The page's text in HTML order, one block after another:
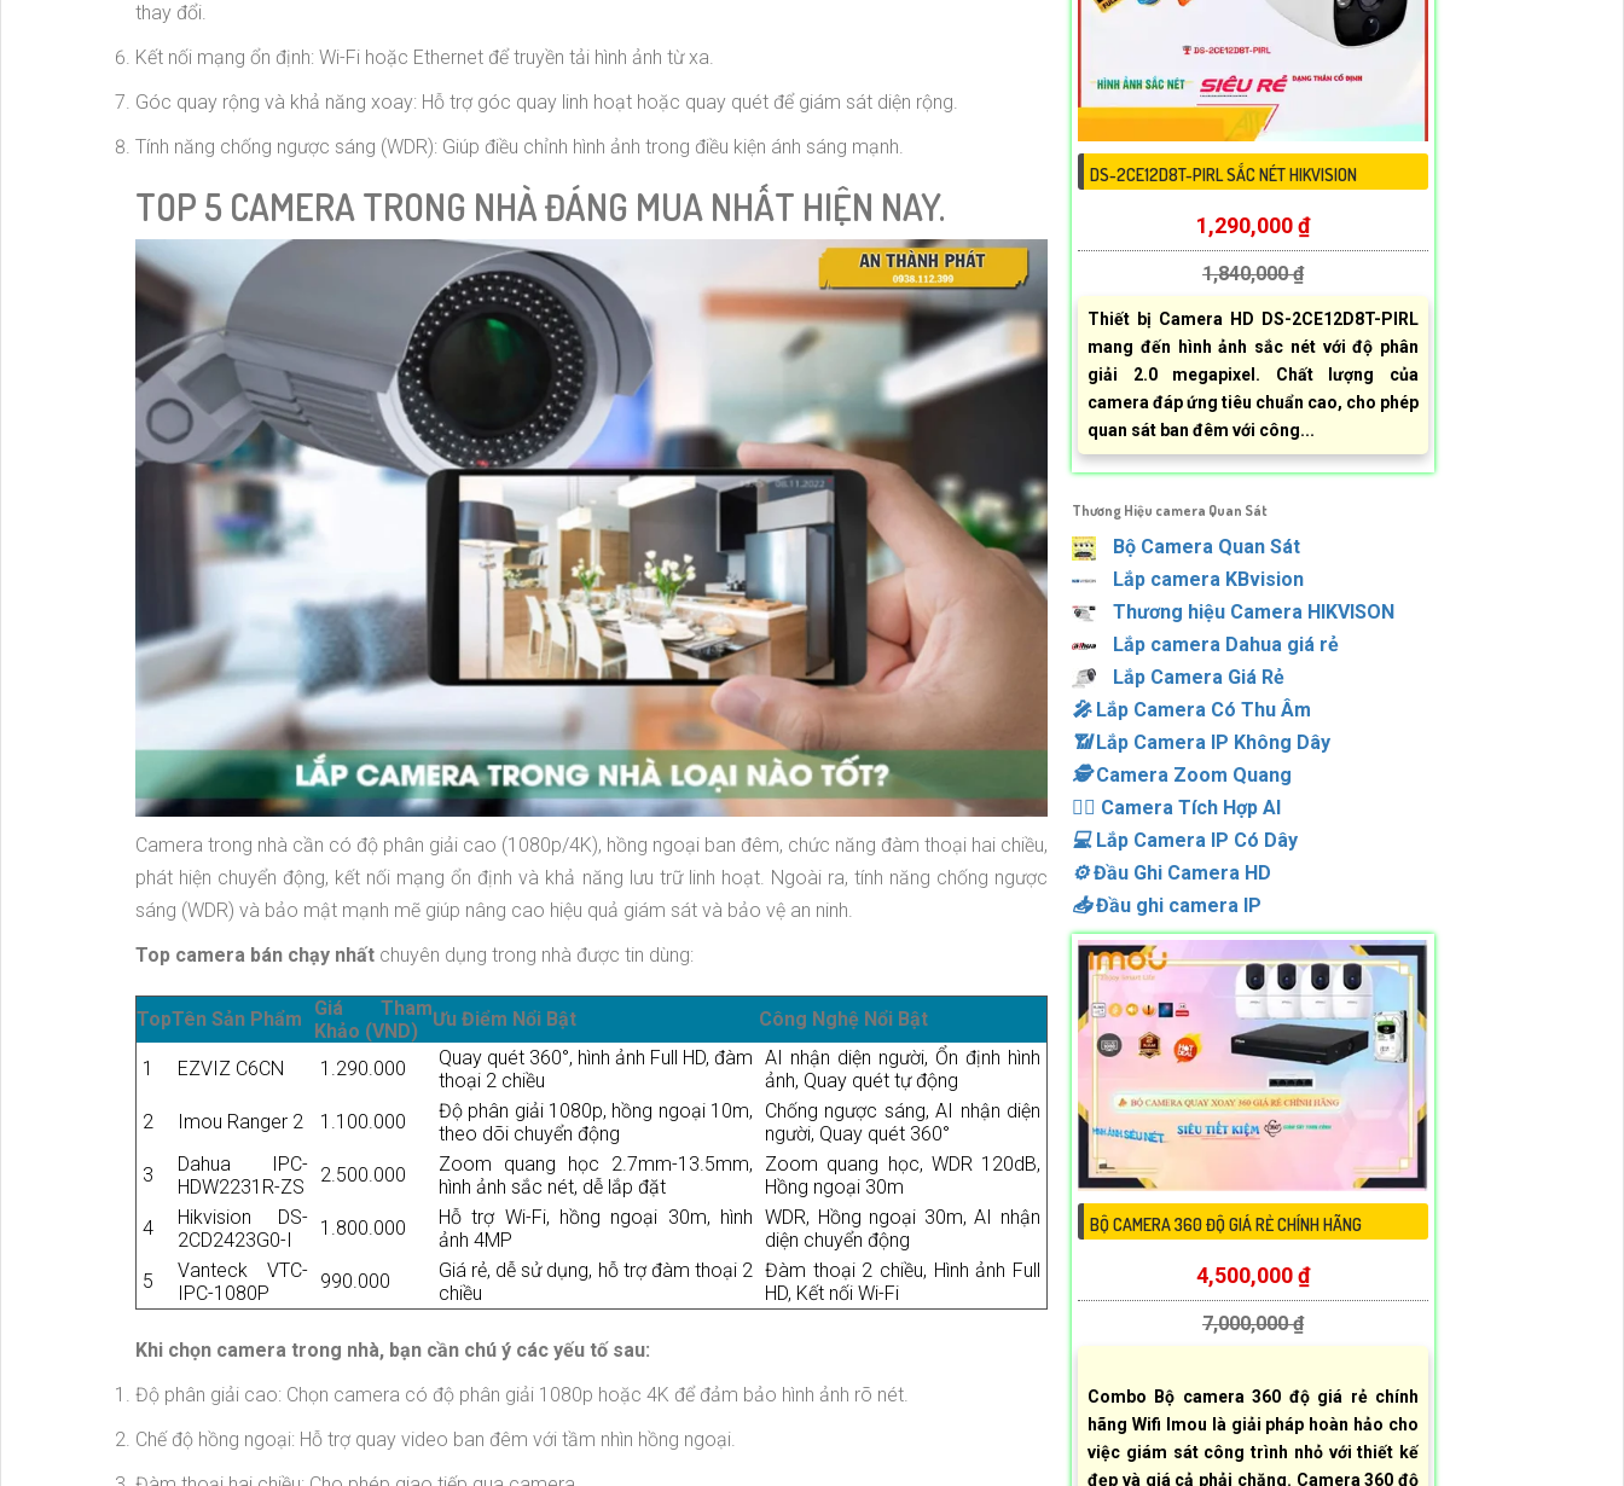
thay đổi.
Kết nối mạng ổn định: Wi-Fi hoặc Ethernet để truyền tải hình ảnh từ xa.
Góc quay rộng và khả năng xoay: Hỗ trợ góc quay linh hoạt hoặc quay quét để giám sát diện rộng.
Tính năng chống ngược sáng (WDR): Giúp điều chỉnh hình ảnh trong điều kiện ánh sáng mạnh.
TOP 5 CAMERA TRONG NHÀ ĐÁNG MUA NHẤT HIỆN NAY.
Camera trong nhà cần có độ phân giải cao (1080p/4K), hồng ngoại ban đêm, chức năng đàm thoại hai chiều,
phát hiện chuyển động, kết nối mạng ổn định và khả năng lưu trữ linh hoạt. Ngoài ra, tính năng chống ngược
sáng (WDR) và bảo mật mạnh mẽ giúp nâng cao hiệu quả giám sát và bảo vệ an ninh.
Top camera bán chạy nhất chuyên dụng trong nhà được tin dùng:
TopTên Sản Phẩm
Giá Tham
Khảo (VND)
Ưu Điểm Nổi Bật Công Nghệ Nổi Bật
1 EZVIZ C6CN 1.290.000
Quay quét 360°, hình ảnh Full HD, đàm
thoại 2 chiều
AI nhận diện người, Ổn định hình
ảnh, Quay quét tự động
2
Imou Ranger 2 1.100.000
Độ phân giải 1080p, hồng ngoại 10m,
theo dõi chuyển động
Chống ngược sáng, AI nhận diện
người, Quay quét 360°
3
Dahua IPC-
HDW2231R-ZS
2.500.000
Zoom quang học 2.7mm-13.5mm,
hình ảnh sắc nét, dễ lắp đặt
Zoom quang học, WDR 120dB,
Hồng ngoại 30m
4
Hikvision DS-
2CD2423G0-I
1.800.000
Hỗ trợ Wi-Fi, hồng ngoại 30m, hình
ảnh 4MP
WDR, Hồng ngoại 30m, AI nhận
diện chuyển động
5
Vanteck VTC-
IPC-1080P
990.000
Giá rẻ, dễ sử dụng, hỗ trợ đàm thoại 2
chiều
Đàm thoại 2 chiều, Hình ảnh Full
HD, Kết nối Wi-Fi
Khi chọn camera trong nhà, bạn cần chú ý các yếu tố sau:
Độ phân giải cao: Chọn camera có độ phân giải 1080p hoặc 4K để đảm bảo hình ảnh rõ nét.
Chế độ hồng ngoại: Hỗ trợ quay video ban đêm với tầm nhìn hồng ngoại.
DS-2CE12D8T-PIRL SẮC NÉT HIKVISION
1,290,000 ₫
1,840,000 ₫
Thiết bị Camera HD DS-2CE12D8T-PIRL
mang đến hình ảnh sắc nét với độ phân
giải 2.0 megapixel. Chất lượng của
camera đáp ứng tiêu chuẩn cao, cho phép
quan sát ban đêm với công...
Thương Hiệu camera Quan Sát
Bộ Camera Quan Sát
Lắp camera KBvision
Thương hiệu Camera HIKVISON
Lắp camera Dahua giá rẻ
Lắp Camera Giá Rẻ
️🎤️ Lắp Camera Có Thu Âm
📶Lắp Camera IP Không Dây
🕵️Camera Zoom Quang
🧛‍♀️ Camera Tích Hợp AI
💻Lắp Camera IP Có Dây
⚙️Đầu Ghi Camera HD
📥Đầu ghi camera IP
BỘ CAMERA 360 ĐỘ GIÁ RẺ CHÍNH HÃNG
4,500,000 ₫
7,000,000 ₫
Combo Bộ camera 360 độ giá rẻ chính
hãng Wifi Imou là giải pháp hoàn hảo cho
việc giám sát công trình nhỏ với thiết kế
đẹp và giá cả phải chăng. Camera 360 độ